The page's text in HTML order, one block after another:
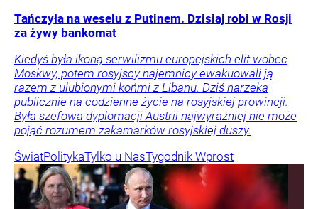
Tańczyła na weselu z Putinem. Dzisiaj robi w Rosji
za żywy bankomat
Kiedyś była ikoną serwilizmu europejskich elit wobec
Moskwy, potem rosyjscy najemnicy ewakuowali ją
razem z ulubionymi końmi z Libanu. Dziś narzeka
publicznie na codzienne życie na rosyjskiej prowincji.
Była szefowa dyplomacji Austrii najwyraźniej nie może
pojąć rozumem zakamarków rosyjskiej duszy.
ŚwiatPolitykaTylko u NasTygodnik Wprost